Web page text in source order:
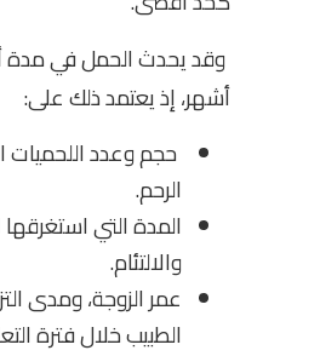
أشهر، إذ يعتمد ذلك على:
حجم وعدد اللحميات
الرحم.
المدة التي استغرقها
والالتئام.
عمر الزوجة، ومدى
الطبيب خلال فترة